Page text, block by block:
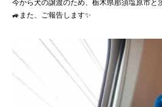
🚙また、ご報告します✨